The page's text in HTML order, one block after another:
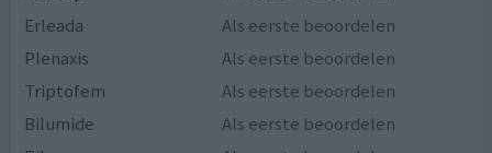
Erleada
Als eerste beoordelen
Plenaxis
Als eerste beoordelen
Triptofem
Als eerste beoordelen
Bilumide
Als eerste beoordelen